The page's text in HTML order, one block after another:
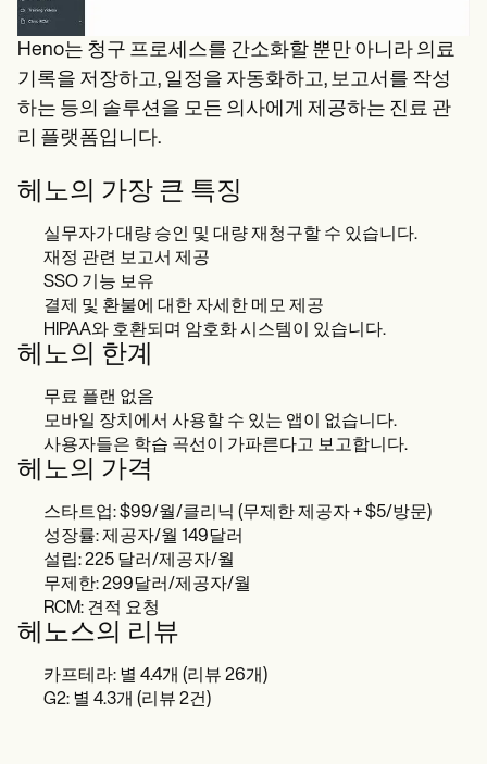
Heno는 청구 프로세스를 간소화할 뿐만 아니라 의료
기록을 저장하고, 일정을 자동화하고, 보고서를 작성
하는 등의 솔루션을 모든 의사에게 제공하는 진료 관
리 플랫폼입니다.
헤노의 가장 큰 특징
실무자가 대량 승인 및 대량 재청구할 수 있습니다.
재정 관련 보고서 제공
SSO 기능 보유
결제 및 환불에 대한 자세한 메모 제공
HIPAA와 호환되며 암호화 시스템이 있습니다.
헤노의 한계
무료 플랜 없음
모바일 장치에서 사용할 수 있는 앱이 없습니다.
사용자들은 학습 곡선이 가파른다고 보고합니다.
헤노의 가격
스타트업: $99/월/클리닉 (무제한 제공자 + $5/방문)
성장률: 제공자/월 149달러
설립: 225 달러/제공자/월
무제한: 299달러/제공자/월
RCM: 견적 요청
헤노스의 리뷰
카프테라: 별 4.4개 (리뷰 26개)
G2: 별 4.3개 (리뷰 2건)